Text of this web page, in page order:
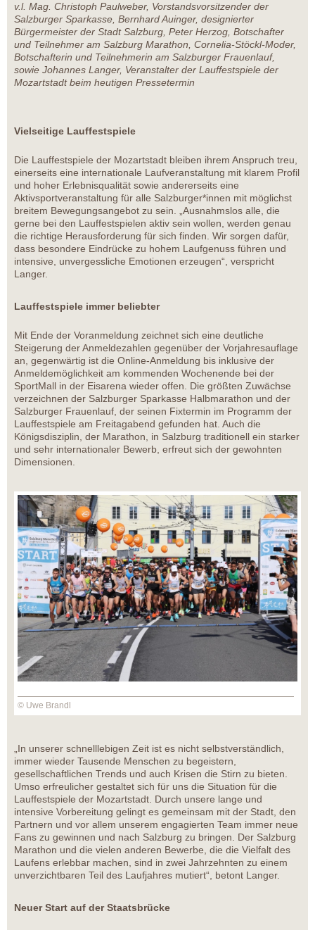
v.l. Mag. Christoph Paulweber, Vorstandsvorsitzender der
Salzburger Sparkasse, Bernhard Auinger, designierter
Bürgermeister der Stadt Salzburg, Peter Herzog, Botschafter
und Teilnehmer am Salzburg Marathon, Cornelia-Stöckl-Moder,
Botschafterin und Teilnehmerin am Salzburger Frauenlauf,
sowie Johannes Langer, Veranstalter der Lauffestspiele der
Mozartstadt beim heutigen Pressetermin
Vielseitige Lauffestspiele
Die Lauffestspiele der Mozartstadt bleiben ihrem Anspruch treu,
einerseits eine internationale Laufveranstaltung mit klarem Profil
und hoher Erlebnisqualität sowie andererseits eine
Aktivsportveranstaltung für alle Salzburger*innen mit möglichst
breitem Bewegungsangebot zu sein. „Ausnahmslos alle, die
gerne bei den Lauffestspielen aktiv sein wollen, werden genau
die richtige Herausforderung für sich finden. Wir sorgen dafür,
dass besondere Eindrücke zu hohem Laufgenuss führen und
intensive, unvergessliche Emotionen erzeugen“, verspricht
Langer.
Lauffestspiele immer beliebter
Mit Ende der Voranmeldung zeichnet sich eine deutliche
Steigerung der Anmeldezahlen gegenüber der Vorjahresauflage
an, gegenwärtig ist die Online-Anmeldung bis inklusive der
Anmeldemöglichkeit am kommenden Wochenende bei der
SportMall in der Eisarena wieder offen. Die größten Zuwächse
verzeichnen der Salzburger Sparkasse Halbmarathon und der
Salzburger Frauenlauf, der seinen Fixtermin im Programm der
Lauffestspiele am Freitagabend gefunden hat. Auch die
Königsdisziplin, der Marathon, in Salzburg traditionell ein starker
und sehr internationaler Bewerb, erfreut sich der gewohnten
Dimensionen.
© Uwe Brandl
„In unserer schnelllebigen Zeit ist es nicht selbstverständlich,
immer wieder Tausende Menschen zu begeistern,
gesellschaftlichen Trends und auch Krisen die Stirn zu bieten.
Umso erfreulicher gestaltet sich für uns die Situation für die
Lauffestspiele der Mozartstadt. Durch unsere lange und
intensive Vorbereitung gelingt es gemeinsam mit der Stadt, den
Partnern und vor allem unserem engagierten Team immer neue
Fans zu gewinnen und nach Salzburg zu bringen. Der Salzburg
Marathon und die vielen anderen Bewerbe, die die Vielfalt des
Laufens erlebbar machen, sind in zwei Jahrzehnten zu einem
unverzichtbaren Teil des Laufjahres mutiert“, betont Langer.
Neuer Start auf der Staatsbrücke